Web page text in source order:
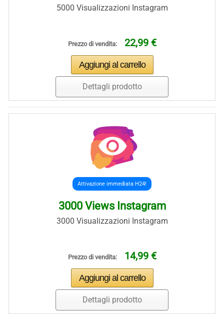
5000 Visualizzazioni Instagram
Prezzo di vendita: 22,99 €
Dettagli prodotto
Attivazione immediata H24!
3000 Views Instagram
3000 Visualizzazioni Instagram
Prezzo di vendita: 14,99 €
Dettagli prodotto